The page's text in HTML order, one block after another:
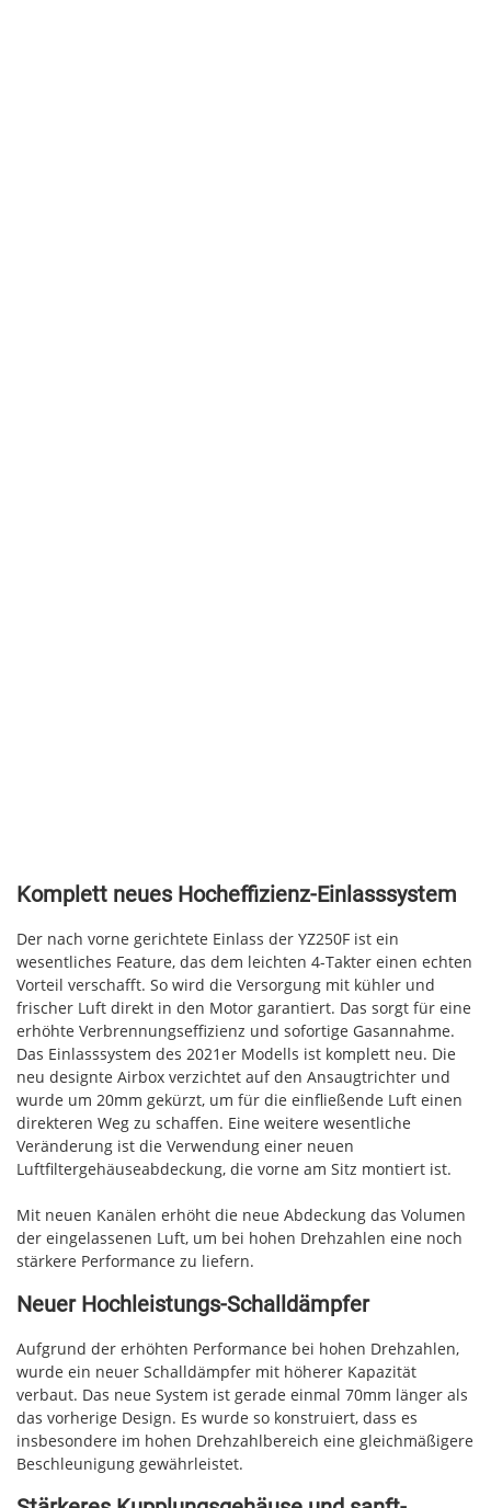
Komplett neues Hocheffizienz-Einlasssystem
Der nach vorne gerichtete Einlass der YZ250F ist ein
wesentliches Feature, das dem leichten 4-Takter einen echten
Vorteil verschafft. So wird die Versorgung mit kühler und
frischer Luft direkt in den Motor garantiert. Das sorgt für eine
erhöhte Verbrennungseffizienz und sofortige Gasannahme.
Das Einlasssystem des 2021er Modells ist komplett neu. Die
neu designte Airbox verzichtet auf den Ansaugtrichter und
wurde um 20mm gekürzt, um für die einfließende Luft einen
direkteren Weg zu schaffen. Eine weitere wesentliche
Veränderung ist die Verwendung einer neuen
Luftfiltergehäuseabdeckung, die vorne am Sitz montiert ist.
Mit neuen Kanälen erhöht die neue Abdeckung das Volumen
der eingelassenen Luft, um bei hohen Drehzahlen eine noch
stärkere Performance zu liefern.
Neuer Hochleistungs-Schalldämpfer
Aufgrund der erhöhten Performance bei hohen Drehzahlen,
wurde ein neuer Schalldämpfer mit höherer Kapazität
verbaut. Das neue System ist gerade einmal 70mm länger als
das vorherige Design. Es wurde so konstruiert, dass es
insbesondere im hohen Drehzahlbereich eine gleichmäßigere
Beschleunigung gewährleistet.